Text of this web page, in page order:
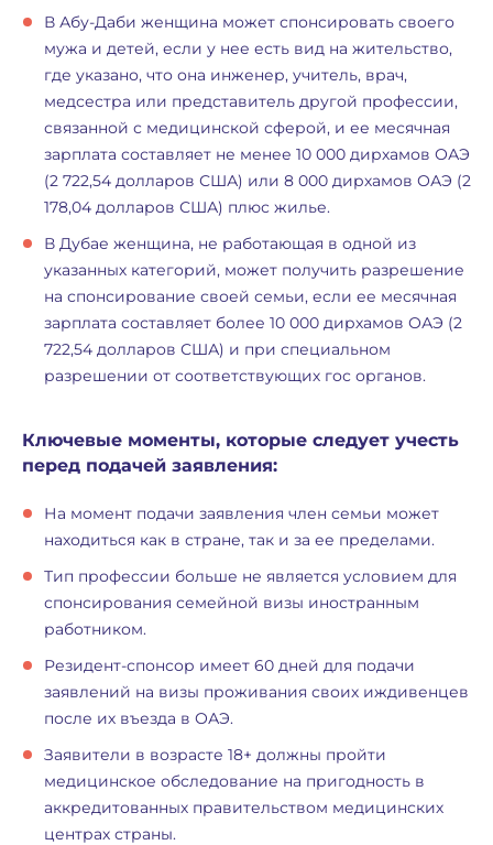
В Абу-Даби женщина может спонсировать своего
мужа и детей, если у нее есть вид на жительство,
где указано, что она инженер, учитель, врач,
медсестра или представитель другой профессии,
связанной с медицинской сферой, и ее месячная
зарплата составляет не менее 10 000 дирхамов ОАЭ
(2 722,54 долларов США) или 8 000 дирхамов ОАЭ (2
178,04 долларов США) плюс жилье.
В Дубае женщина, не работающая в одной из
указанных категорий, может получить разрешение
на спонсирование своей семьи, если ее месячная
зарплата составляет более 10 000 дирхамов ОАЭ (2
722,54 долларов США) и при специальном
разрешении от соответствующих гос органов.
Ключевые моменты, которые следует учесть
перед подачей заявления:
На момент подачи заявления член семьи может
находиться как в стране, так и за ее пределами.
Тип профессии больше не является условием для
спонсирования семейной визы иностранным
работником.
Резидент-спонсор имеет 60 дней для подачи
заявлений на визы проживания своих иждивенцев
после их въезда в ОАЭ.
Заявители в возрасте 18+ должны пройти
медицинское обследование на пригодность в
аккредитованных правительством медицинских
центрах страны.